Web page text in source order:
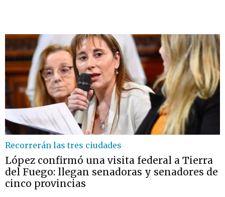
Recorrerán las tres ciudades
López confirmó una visita federal a Tierra
del Fuego: llegan senadoras y senadores de
cinco provincias